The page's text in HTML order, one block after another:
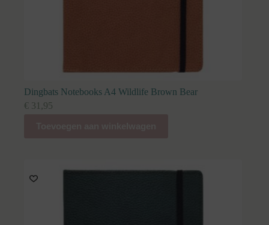
Dingbats Notebooks A4 Wildlife Brown Bear
€ 31,95